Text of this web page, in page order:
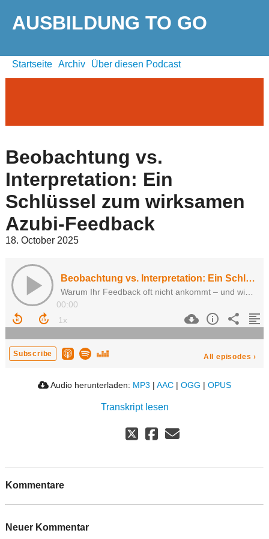
AUSBILDUNG TO GO
Startseite Archiv Über diesen Podcast
Beobachtung vs.
Interpretation: Ein
Schlüssel zum wirksamen
Azubi-Feedback
18. October 2025
Beobachtung vs. Interpretation: Ein Schlüssel zum wirksamen Azubi-Feedback
00:00
Subscribe All episodes ›
Audio herunterladen: MP3 | AAC | OGG | OPUS
Transkript lesen
Kommentare
Neuer Kommentar